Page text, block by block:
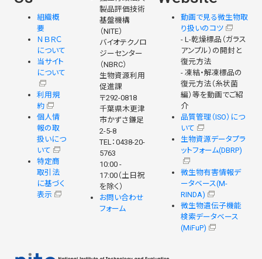
組織概
要
ＮＢＲＣ
について
当サイト
について
利用規
約
個人情
報の取
扱いにつ
いて
特定商
取引法
に基づく
表示
製品評価技術
基盤機構
（NITE）
バイオテクノロ
ジーセンター
（NBRC）
生物資源利用
促進課
〒292-0818
千葉県木更津
市かずさ鎌足
2-5-8
TEL：0438-20-
5763
10:00 -
17:00（土日祝
を除く）
お問い合わせ
フォーム
動画で見る微生物取
り扱いのコツ
- L-乾燥標品（ガラス
アンプル）の開封と
復元方法
- 凍結・解凍標品の
復元方法（糸状菌
編）等を動画でご紹
介
品質管理（ISO）につ
いて
生物資源データプラ
ットフォーム(DBRP)
微生物有害情報デ
ータベース(M-
RINDA)
微生物遺伝子機能
検索データベース
(MiFuP)